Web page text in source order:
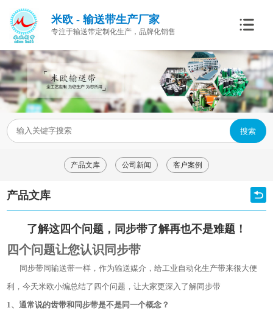
米欧 - 输送带生产厂家
专注于输送带定制化生产，品牌化销售
搜索
产品文库 公司新闻 客户案例
产品文库
了解这四个问题，同步带了解再也不是难题！
四个问题让您认识同步带
同步带同输送带一样，作为输送媒介，给工业自动化生产带来很大便
利，今天米欧小编总结了四个问题，让大家更深入了解同步带
1、通常说的齿带和同步带是不是同一个概念？